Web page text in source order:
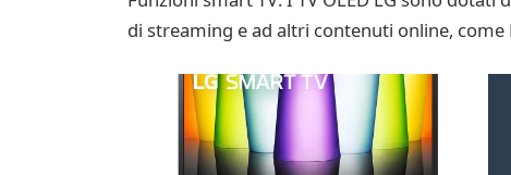
di streaming e ad altri contenuti online, come